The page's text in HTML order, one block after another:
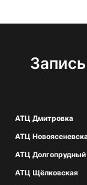
АТЦ Дмитровка
АТЦ
АТЦ Долгопрудный
АТЦ Щёлковская